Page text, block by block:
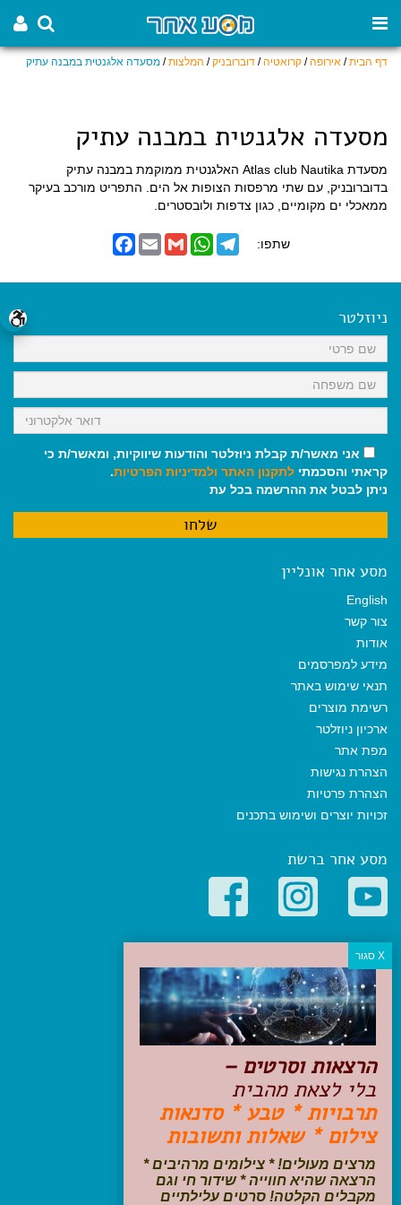
דף הבית/ אירופה/ קרואטיה/ דוברובניק/ המלצות/ מסעדה אלגנטית במבנה עתיק
מסעדה אלגנטית במבנה עתיק
מסעדת Atlas club Nautika האלגנטית ממוקמת במבנה עתיק
בדוברובניק, עם שתי מרפסות הצופות אל הים. התפריט מורכב בעיקר
ממאכלי ים מקומיים, כגון צדפות ולובסטרים.
שתפו:
F
a
e
k
E
m
i
G
m
i
W
h
t
p
T
e
e
m
ניוזלטר
אני מאשר/ת קבלת ניוזלטר והודעות שיווקיות, ומאשר/ת כי
קראתי והסכמתי לתקנון האתר ולמדיניות הפרטיות.
ניתן לבטל את ההרשמה בכל עת
מסע אחר אונליין
English
צור קשר
אודות
מידע למפרסמים
תנאי שימוש באתר
רשימת מוצרים
ארכיון ניוזלטר
מפת אתר
הצהרת נגישות
הצהרת פרטיות
זכויות יוצרים ושימוש בתכנים
מסע אחר ברשת
קטגוריות פופולריות
יעדים
טיולים בישראל
מלונות בוטיק בישראל
טיפים והמלצות
הכנות לנסיעה
טיולי ג'יפים
טיולים עם ילדים
שייט, הפלגות, קרוזים
עקבו אחרינו בפייסבוק
הרצאות וסרטים –
בלי לצאת מהבית
תרבויות * טבע * סדנאות
צילום * שאלות ותשובות
מרצים מעולים! * צילומים מרהיבים *
הרצאה שהיא חווייה * שידור חי וגם
מקבלים הקלטה! סרטים עלילתיים